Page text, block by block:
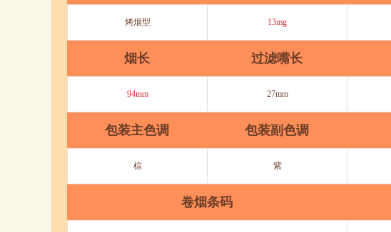
烤烟型 13mg
烟长 过滤嘴长
94mm 27mm
包装主色调 包装副色调
棕 紫
卷烟条码